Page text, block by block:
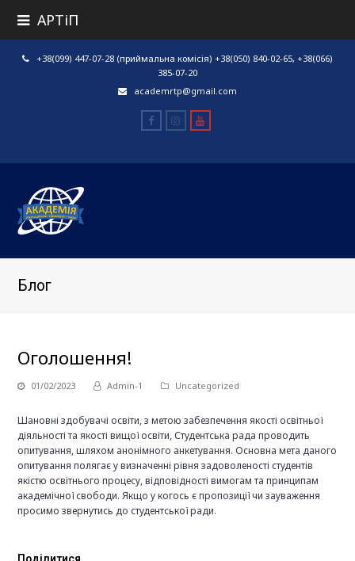
АРТіП
+38(099) 447-07-28 (приймальна комісія) +38(050) 840-02-65, +38(066)
385-07-20
academrtp@gmail.com
FacebookInstagram
Блог
Оголошення!
01/02/2023 Admin-1 Uncategorized
Шановні здобувачі освіти, з метою забезпечення якості освітньої
діяльності та якості вищої освіти, Студентська рада проводить
опитування, шляхом анонімного анкетування. Основна мета даного
опитування полягає у визначенні рівня задоволеності студентів
якістю освітнього процесу, відповідності вимогам та принципам
академічної свободи. Якщо у когось є пропозиції чи зауваження
просимо звернутись до студентської ради.